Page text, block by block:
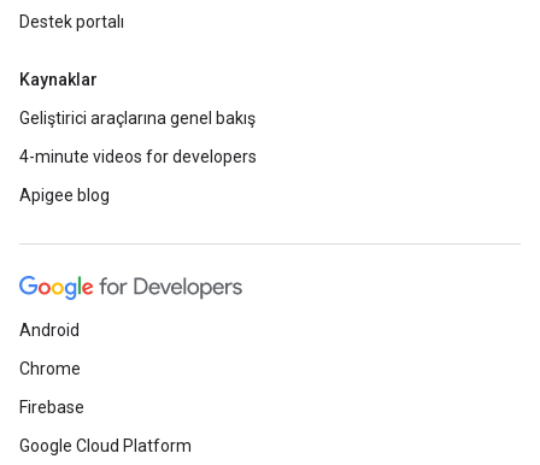
Destek portalı
Kaynaklar
Geliştirici araçlarına genel bakış
4-minute videos for developers
Apigee blog
Android
Chrome
Firebase
Google Cloud Platform